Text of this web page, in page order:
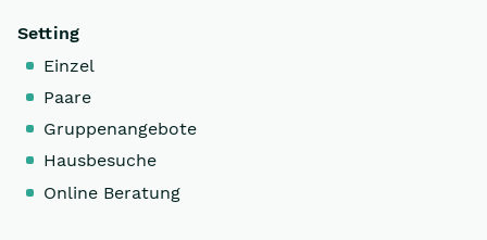
Setting
Einzel
Paare
Gruppenangebote
Hausbesuche
Online Beratung